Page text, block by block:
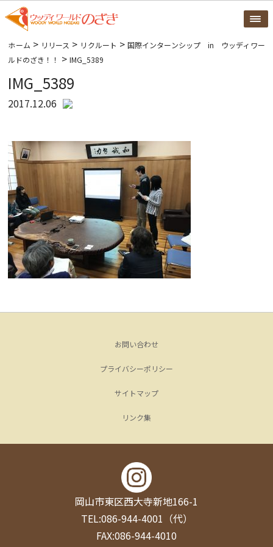
ホーム > リリース > リクルート >国際インターンシップ in ウッディワー
ルドのざき！！ >IMG_5389
IMG_5389
2017.12.06
お問い合わせ
プライバシーポリシー
サイトマップ
リンク集
岡山市東区西大寺新地166-1
TEL:086-944-4001（代）
FAX:086-944-4010